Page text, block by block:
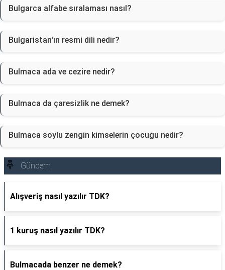
Bulgarca alfabe sıralaması nasıl?
Bulgaristan'ın resmi dili nedir?
Bulmaca ada ve cezire nedir?
Bulmaca da çaresizlik ne demek?
Bulmaca soylu zengin kimselerin çocuğu nedir?
Gündem
Alışveriş nasıl yazılır TDK?
1 kuruş nasıl yazılır TDK?
Bulmacada benzer ne demek?